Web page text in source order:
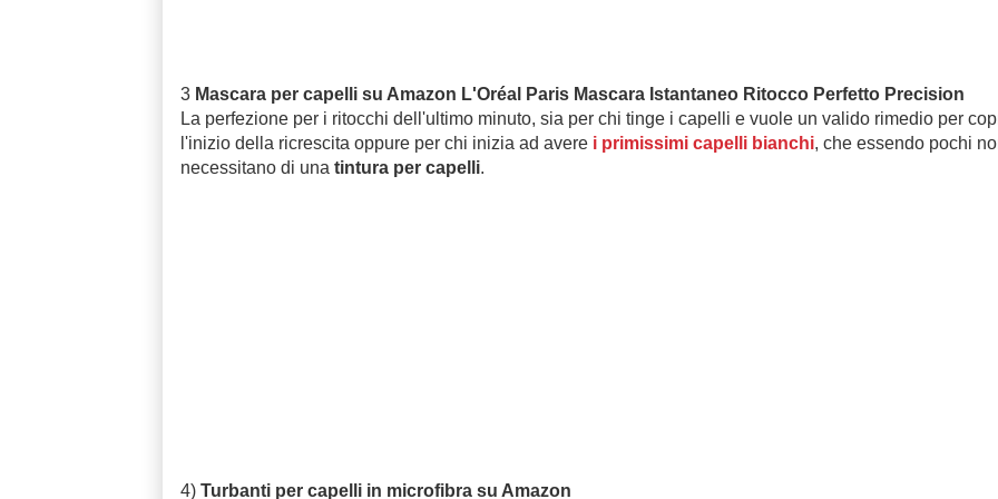
3Mascara per capelli su Amazon L'Oréal Paris Mascara Istantaneo Ritocco Perfetto Precision
La perfezione per i ritocchi dell'ultimo minuto, sia per chi tinge i capelli e vuole un valido rimedio per
l'inizio della ricrescita oppure per chi inizia ad avere i primissimi capelli bianchi, che essendo pochi
necessitano di una tintura per capelli.
4)Turbanti per capelli in microfibra su Amazon